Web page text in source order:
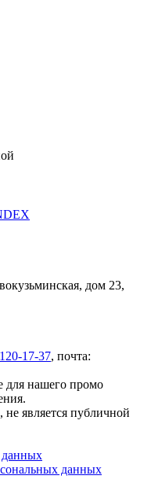
дом 23,
17-37, почта:
для нашего промо
является публичной
данных
данных